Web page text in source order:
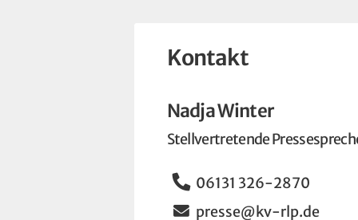
Kontakt
Nadja Winter
Stellvertretende
Telefon
06131 326-2870
Email
presse@kv-rlp.de